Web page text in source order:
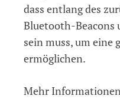
dass entlang des
Bluetooth-Beacons
sein muss, um eine
ermöglichen.
Mehr